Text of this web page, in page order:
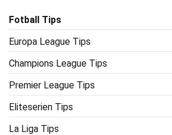
Fotball Tips
Europa League Tips
Champions League Tips
Premier League Tips
Eliteserien Tips
La Liga Tips